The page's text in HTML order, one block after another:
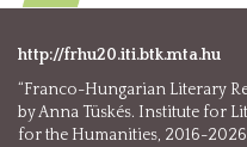
http://frhu20.iti.btk.mta.hu
“Franco-Hungarian Literary
by Anna Tüskés. Institute for
for the Humanities, 2016-